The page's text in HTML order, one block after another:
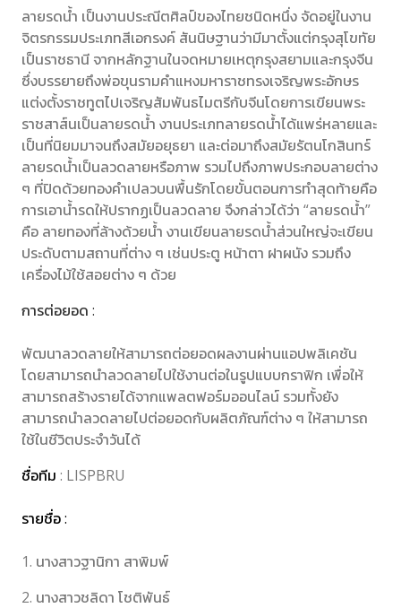
ลายรดน้ำ เป็นงานประณีตศิลป์ของไทยชนิดหนึ่ง จัดอยู่ในงาน
จิตรกรรมประเภทสีเอกรงค์ สันนิษฐานว่ามีมาตั้งแต่กรุงสุโขทัย
เป็นราชธานี จากหลักฐานในจดหมายเหตุกรุงสยามและกรุงจีน
ซึ่งบรรยายถึงพ่อขุนรามคำแหงมหาราชทรงเจริญพระอักษร
แต่งตั้งราชทูตไปเจริญสัมพันธไมตรีกับจีนโดยการเขียนพระ
ราชสาส์นเป็นลายรดน้ำ งานประเภทลายรดน้ำได้แพร่หลายและ
เป็นที่นิยมมาจนถึงสมัยอยุธยา และต่อมาถึงสมัยรัตนโกสินทร์
ลายรดน้ำเป็นลวดลายหรือภาพ รวมไปถึงภาพประกอบลายต่าง
ๆ ที่ปิดด้วยทองคำเปลวบนพื้นรักโดยขั้นตอนการทำสุดท้ายคือ
การเอาน้ำรดให้ปรากฏเป็นลวดลาย จึงกล่าวได้ว่า “ลายรดน้ำ”
คือ ลายทองที่ล้างด้วยน้ำ งานเขียนลายรดน้ำส่วนใหญ่จะเขียน
ประดับตามสถานที่ต่าง ๆ เช่นประตู หน้าตา ฝาผนัง รวมถึง
เครื่องไม้ใช้สอยต่าง ๆ ด้วย
การต่อยอด :
พัฒนาลวดลายให้สามารถต่อยอดผลงานผ่านแอปพลิเคชัน
โดยสามารถนำลวดลายไปใช้งานต่อในรูปแบบกราฟิก เพื่อให้
สามารถสร้างรายได้จากแพลตฟอร์มออนไลน์ รวมทั้งยัง
สามารถนำลวดลายไปต่อยอดกับผลิตภัณฑ์ต่าง ๆ ให้สามารถ
ใช้ในชีวิตประจำวันได้
ชื่อทีม : LISPBRU
รายชื่อ :
1. นางสาวฐานิกา สาพิมพ์
2. นางสาวชลิดา โชติพันธ์